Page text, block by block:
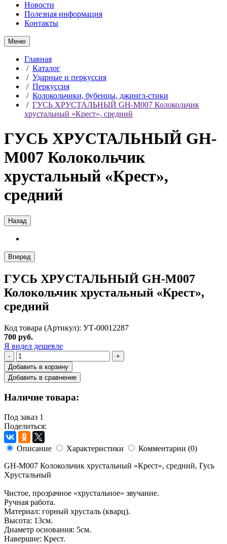
Новости
Полезная информация
Контакты
Меню
Главная
/ Каталог
/ Ударные и перкуссия
/ Перкуссия
/ Колокольчики, бубенцы, джингл-стики
/ ГУСЬ ХРУСТАЛЬНЫЙ GH-M007 Колокольчик
хрустальный «Крест», средний
ГУСЬ ХРУСТАЛЬНЫЙ GH-
M007 Колокольчик
хрустальный «Крест»,
средний
Назад
Вперед
ГУСЬ ХРУСТАЛЬНЫЙ GH-M007
Колокольчик хрустальный «Крест»,
средний
Код товара (Артикул): УТ-00012287
700 руб.
Я видел дешевле
-
+
Добавить в корзину
Добавить в сравнение
Наличие товара:
Под заказ 1
Поделиться:
Описание Характеристики
Комментарии (0)
GH-M007 Колокольчик хрустальный «Крест», средний, Гусь
Хрустальный
Чистое, прозрачное «хрустальное» звучание.
Ручная работа.
Материал: горный хрусталь (кварц).
Высота: 13см.
Диаметр основания: 5см.
Навершие: Крест.